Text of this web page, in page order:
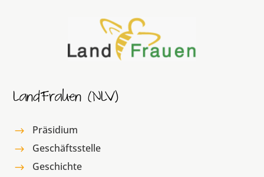
LandFrauen (NLV)
$ Präsidium
$ Geschäftsstelle
$ Geschichte